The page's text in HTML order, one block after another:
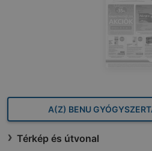
A(Z) BENU
Térkép és útvonal